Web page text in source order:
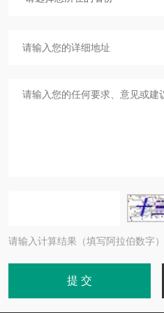
请输入计算结果（填写阿拉伯数字